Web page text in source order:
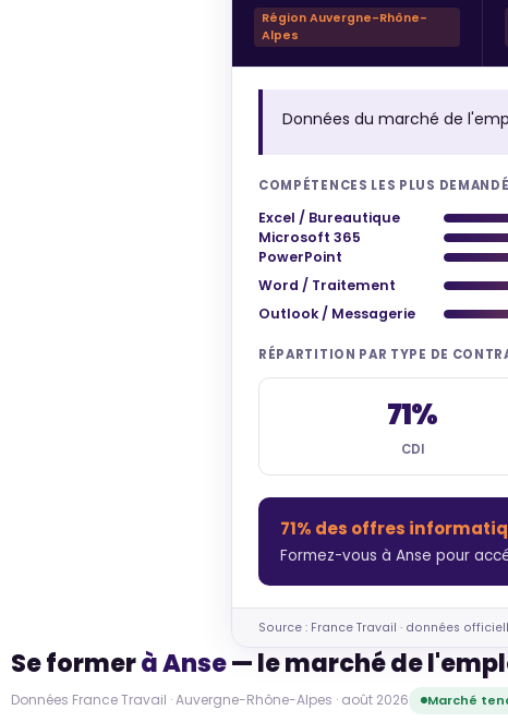
Région Auvergne-Rhône-
Alpes
Données du marché de
COMPÉTENCES LES PLUS
Excel / Bureautique
Microsoft 365
PowerPoint
Word / Traitement
Outlook / Messagerie
RÉPARTITION PAR TYPE DE
71%
CDI
71% des offres
Formez-vous à Anse pour
Source : France Travail · données
Se formerà Anse— le marché de
Données France Travail · Auvergne-Rhône-Alpes · août 2026 Marché